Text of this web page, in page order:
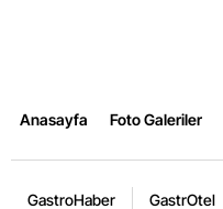
Anasayfa Foto Galeriler
GastroHaber GastrOtel